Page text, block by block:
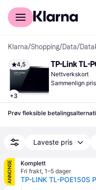
For kunder
Klarna/Shopping/Data/
4,5
+3
TP-Link TL-
Nettverkskort
Sammenlign
Prøv fleksible
Laveste pris
ANNONSE
Komplett
Fri frakt, 1–5 dager
TP-LINK TL-POE150S